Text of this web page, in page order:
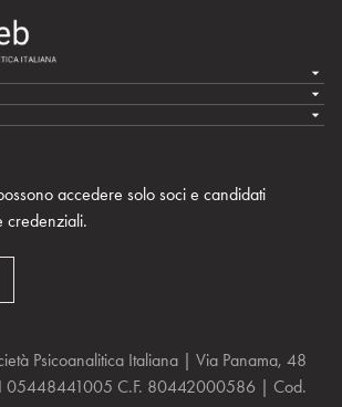
accedere solo soci e candidati
credenziali.
Psicoanalitica Italiana | Via Panama, 48
05448441005 C.F. 80442000586 | Cod.